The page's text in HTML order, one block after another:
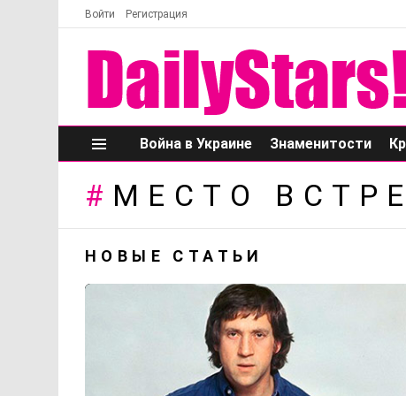
Войти Регистрация
Меню
Война в Украине Знаменитости
МЕСТО
НОВЫЕ СТАТЬИ